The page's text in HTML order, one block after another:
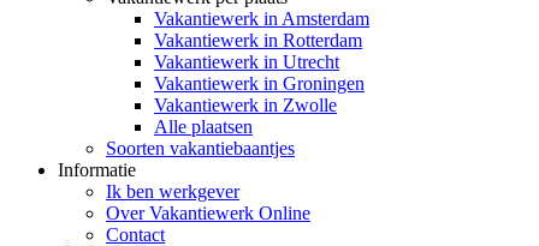
Vakantiewerk in Amsterdam
Vakantiewerk in Rotterdam
Vakantiewerk in Utrecht
Vakantiewerk in Groningen
Vakantiewerk in Zwolle
Alle plaatsen
Soorten vakantiebaantjes
Informatie
Ik ben werkgever
Over Vakantiewerk Online
Contact